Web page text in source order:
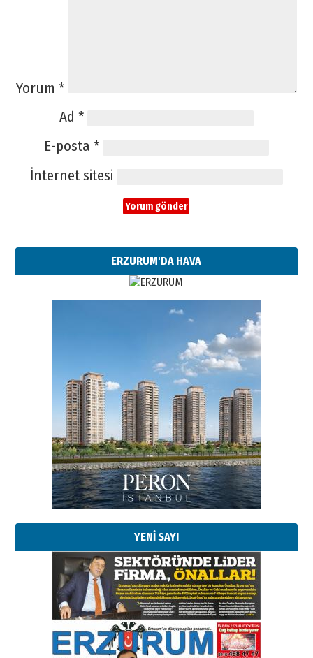
Yorum *
Ad *
E-posta *
İnternet sitesi
ERZURUM'DA HAVA
YENİ SAYI
Esat BİNDESEN
Başkan Sekmen’den Erzurum’a
bir vizyon proje daha!
02 Ağustos 2026 Pazar
Kadir SABUNCUOĞLU
Erzurumspor’un köşe taşları
29 Haziran 2026 Pazartesi
Kenan GÜLERCİ
Murat Şahsuvaroğlu ERKON’da
çıtayı yukarı taşırken,
yönetimdekiler aşağı
çekmemeli!
17 Şubat 2026 SalıOrhan BOZKURT
Bir fotoğraf, bir şehir, bir
gazeteci… Dizginler kimin
elinde?